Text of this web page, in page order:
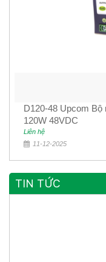
D120-48 Upcom Bộ
120W 48VDC
Liên hệ
11-12-2025
TIN TỨC